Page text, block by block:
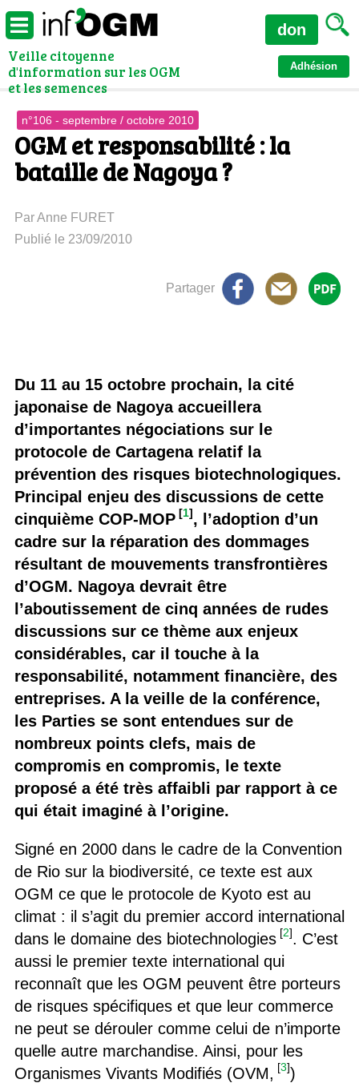
Veille citoyenne
d'information sur les OGM
et les semences
Adhésion
don
n°106 - septembre / octobre 2010
OGM et responsabilité : la
bataille de Nagoya ?
Par Anne FURET
Publié le 23/09/2010
Partager
Du 11 au 15 octobre prochain, la cité
japonaise de Nagoya accueillera
d’importantes négociations sur le
protocole de Cartagena relatif la
prévention des risques biotechnologiques.
Principal enjeu des discussions de cette
cinquième COP-MOP[1], l’adoption d’un
cadre sur la réparation des dommages
résultant de mouvements transfrontières
d’OGM. Nagoya devrait être
l’aboutissement de cinq années de rudes
discussions sur ce thème aux enjeux
considérables, car il touche à la
responsabilité, notamment financière, des
entreprises. A la veille de la conférence,
les Parties se sont entendues sur de
nombreux points clefs, mais de
compromis en compromis, le texte
proposé a été très affaibli par rapport à ce
qui était imaginé à l’origine.
Signé en 2000 dans le cadre de la Convention
de Rio sur la biodiversité, ce texte est aux
OGM ce que le protocole de Kyoto est au
climat : il s’agit du premier accord international
dans le domaine des biotechnologies [2]. C’est
aussi le premier texte international qui
reconnaît que les OGM peuvent être porteurs
de risques spécifiques et que leur commerce
ne peut se dérouler comme celui de n’importe
quelle autre marchandise. Ainsi, pour les
Organismes Vivants Modifiés (OVM, [3])